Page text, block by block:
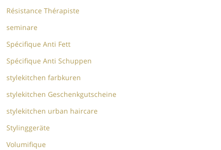
Résistance Thérapiste
seminare
Spécifique Anti Fett
Spécifique Anti Schuppen
stylekitchen farbkuren
stylekitchen Geschenkgutscheine
stylekitchen urban haircare
Stylinggeräte
Volumifique